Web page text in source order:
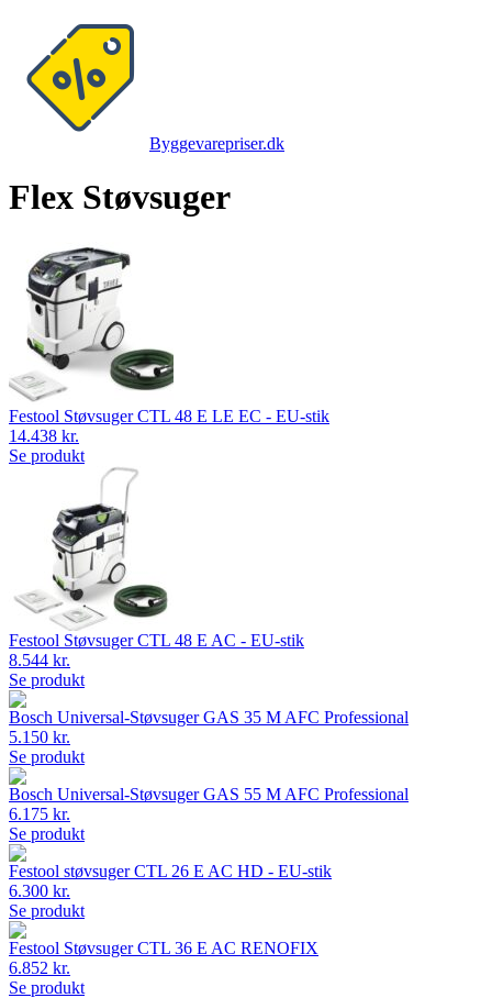
Byggevarepriser.dk
Flex Støvsuger
Festool Støvsuger CTL 48 E LE EC - EU-stik
14.438 kr.
Se produkt
Festool Støvsuger CTL 48 E AC - EU-stik
8.544 kr.
Se produkt
Bosch Universal-Støvsuger GAS 35 M AFC Professional
5.150 kr.
Se produkt
Bosch Universal-Støvsuger GAS 55 M AFC Professional
6.175 kr.
Se produkt
Festool støvsuger CTL 26 E AC HD - EU-stik
6.300 kr.
Se produkt
Festool Støvsuger CTL 36 E AC RENOFIX
6.852 kr.
Se produkt